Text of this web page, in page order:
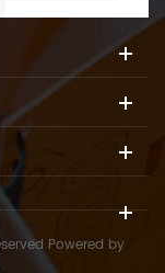
Powered by